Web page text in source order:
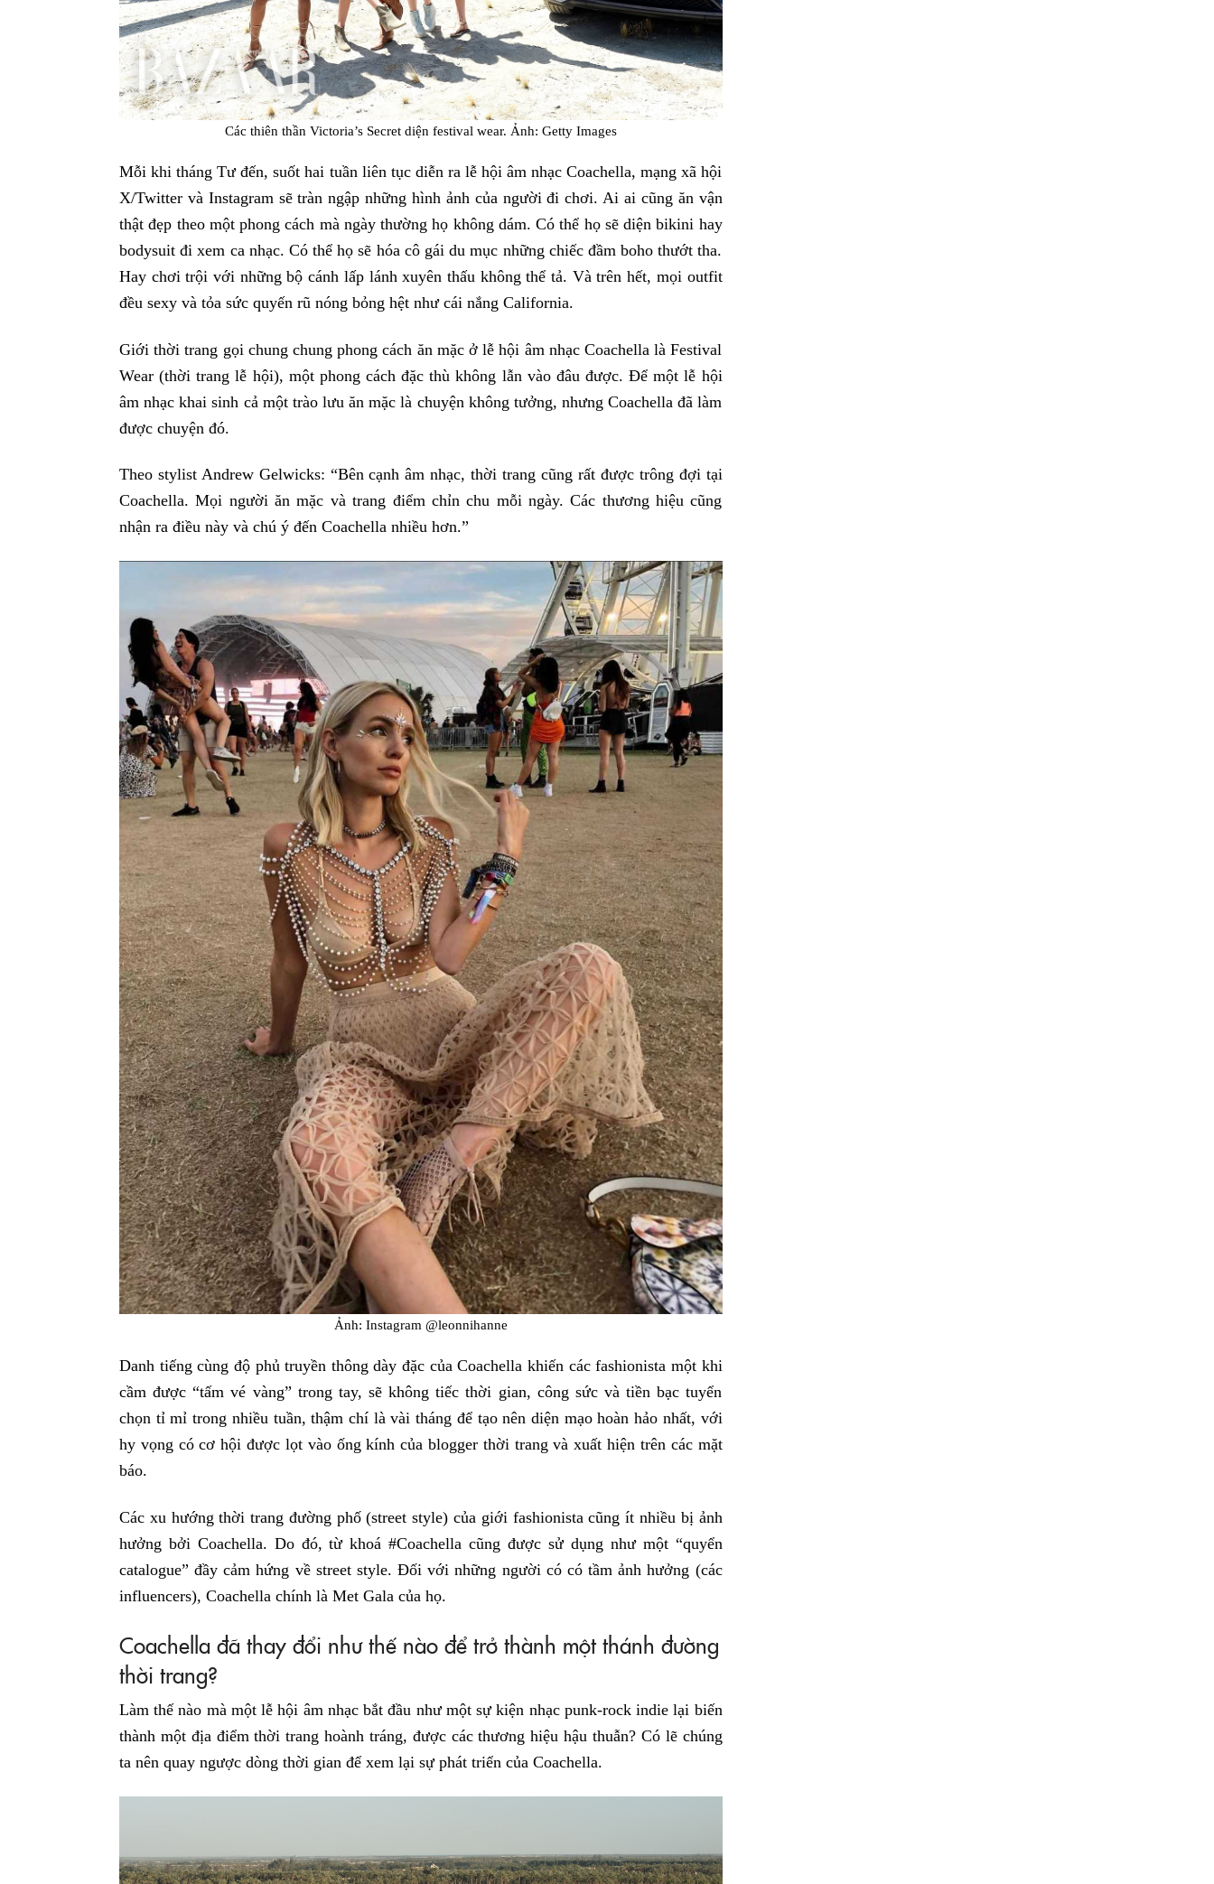
Các thiên thần Victoria’s Secret diện festival wear. Ảnh: Getty Images
Mỗi khi tháng Tư đến, suốt hai tuần liên tục diễn ra lễ hội âm nhạc Coachella, mạng xã hội
X/Twitter và Instagram sẽ tràn ngập những hình ảnh của người đi chơi. Ai ai cũng ăn vận
thật đẹp theo một phong cách mà ngày thường họ không dám. Có thể họ sẽ diện bikini hay
bodysuit đi xem ca nhạc. Có thể họ sẽ hóa cô gái du mục những chiếc đầm boho thướt tha.
Hay chơi trội với những bộ cánh lấp lánh xuyên thấu không thể tả. Và trên hết, mọi outfit
đều sexy và tỏa sức quyến rũ nóng bỏng hệt như cái nắng California.
Giới thời trang gọi chung chung phong cách ăn mặc ở lễ hội âm nhạc Coachella là Festival
Wear (thời trang lễ hội), một phong cách đặc thù không lẫn vào đâu được. Để một lễ hội
âm nhạc khai sinh cả một trào lưu ăn mặc là chuyện không tưởng, nhưng Coachella đã làm
được chuyện đó.
Theo stylist Andrew Gelwicks: “Bên cạnh âm nhạc, thời trang cũng rất được trông đợi tại
Coachella. Mọi người ăn mặc và trang điểm chỉn chu mỗi ngày. Các thương hiệu cũng
nhận ra điều này và chú ý đến Coachella nhiều hơn.”
Ảnh: Instagram @leonnihanne
Danh tiếng cùng độ phủ truyền thông dày đặc của Coachella khiến các fashionista một khi
cầm được “tấm vé vàng” trong tay, sẽ không tiếc thời gian, công sức và tiền bạc tuyển
chọn tỉ mỉ trong nhiều tuần, thậm chí là vài tháng để tạo nên diện mạo hoàn hảo nhất, với
hy vọng có cơ hội được lọt vào ống kính của blogger thời trang và xuất hiện trên các mặt
báo.
Các xu hướng thời trang đường phố (street style) của giới fashionista cũng ít nhiều bị ảnh
hưởng bởi Coachella. Do đó, từ khoá #Coachella cũng được sử dụng như một “quyển
catalogue” đầy cảm hứng về street style. Đối với những người có có tầm ảnh hưởng (các
influencers), Coachella chính là Met Gala của họ.
Coachella đã thay đổi như thế nào để trở thành một thánh đường
thời trang?
Làm thế nào mà một lễ hội âm nhạc bắt đầu như một sự kiện nhạc punk-rock indie lại biến
thành một địa điểm thời trang hoành tráng, được các thương hiệu hậu thuẫn? Có lẽ chúng
ta nên quay ngược dòng thời gian để xem lại sự phát triển của Coachella.